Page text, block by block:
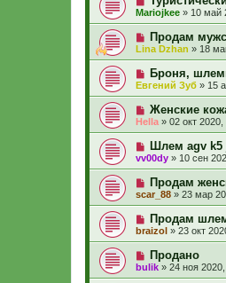
Mariojkee » 10 май
Продам
Lina Dzhan » 18
Броня,
Евгений Зуб » 15
Женские
Hella » 02 окт 2020,
Шлем agv k5
vv00dy » 10 сен
Продам
scar_88 » 23 мар
Продам
braizol » 23 окт
Продано
bulik » 24 ноя